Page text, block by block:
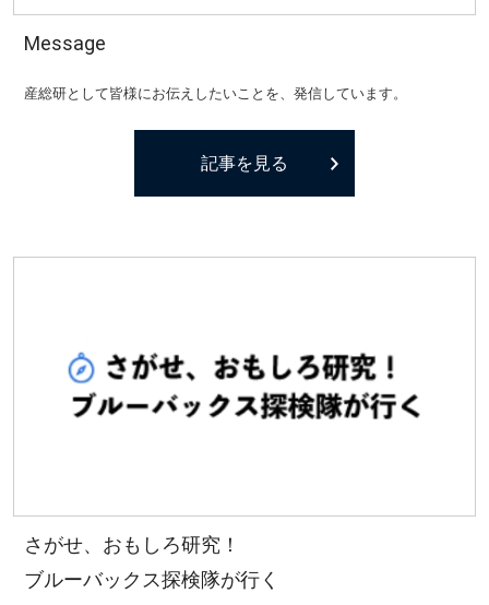
Message
産総研として皆様にお伝えしたいことを、発信しています。
記事を見る
さがせ、おもしろ研究！
ブルーバックス探検隊が行く